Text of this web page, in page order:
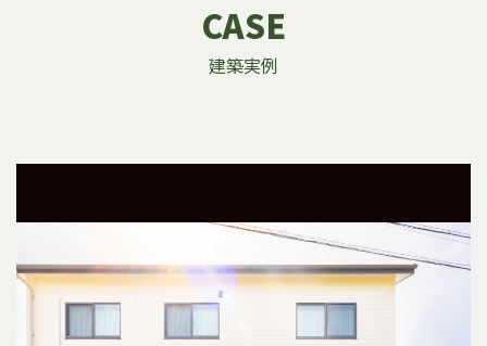
CASE
建築実例